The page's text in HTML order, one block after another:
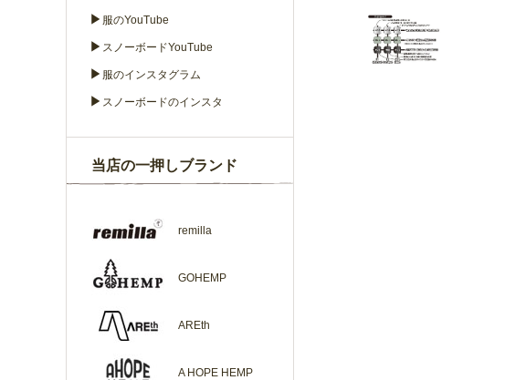
▶ 服のYouTube
▶ スノーボードYouTube
▶ 服のインスタグラム
▶ スノーボードのインスタ
当店の一押しブランド
remilla
GOHEMP
AREth
A HOPE HEMP